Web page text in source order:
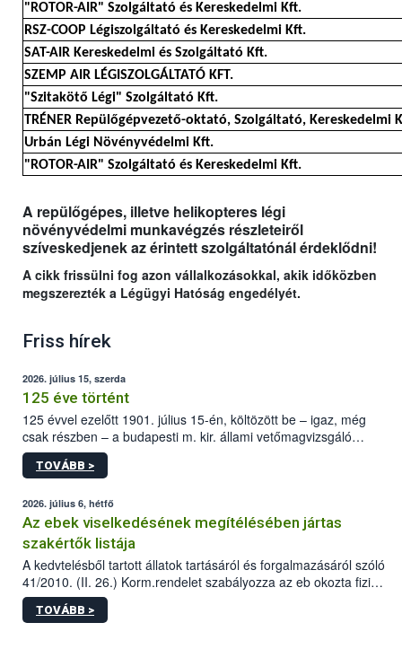
"ROTOR-AIR" Szolgáltató és Kereskedelmi Kft.
RSZ-COOP Légiszolgáltató és Kereskedelmi Kft.
SAT-AIR Kereskedelmi és Szolgáltató Kft.
SZEMP AIR LÉGISZOLGÁLTATÓ KFT.
"Szitakötő Légi" Szolgáltató Kft.
TRÉNER Repülőgépvezető-oktató, Szolgáltató, Kereskedelmi
Urbán Légi Növényvédelmi Kft.
"ROTOR-AIR" Szolgáltató és Kereskedelmi Kft.
A repülőgépes, illetve helikopteres légi
növényvédelmi munkavégzés részleteiről
szíveskedjenek az érintett szolgáltatónál érdeklődni!
A cikk frissülni fog azon vállalkozásokkal, akik időközben
megszerezték a Légügyi Hatóság engedélyét.
Friss hírek
2026. július 15, szerda
125 éve történt
125 évvel ezelőtt 1901. július 15-én, költözött be – igaz, még
csak részben – a budapesti m. kir. állami vetőmagvizsgáló
állomás a Kis Rókus utca 15. szám alatti, Czigler Győző által
tervezett új épületébe.
TOVÁBB >
2026. július 6, hétfő
Az ebek viselkedésének megítélésében jártas
szakértők listája
A kedvtelésből tartott állatok tartásáról és forgalmazásáról szóló
41/2010. (II. 26.) Korm.rendelet szabályozza az eb okozta fizikai
sérülés, illetve ennek veszélye keletkezésekor felmerülő
hatósági feladatokat, valamint a veszélyes eb tartását és annak
TOVÁBB >